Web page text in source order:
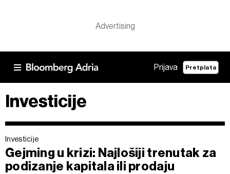
Prijava Pretplata
Investicije
Investicije
Gejming u krizi: Najlošiji trenutak za
podizanje kapitala ili prodaju